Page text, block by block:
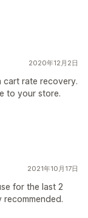
2020年12月2日
cart rate recovery.
to your store.
2021年10月17日
for the last 2
recommended.